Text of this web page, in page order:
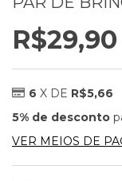
R$29,90
6 X DE R$5,66
5% de desconto
VER MEIOS DE